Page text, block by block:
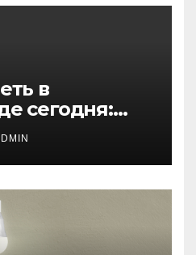
в
сегодня:
по самому
России